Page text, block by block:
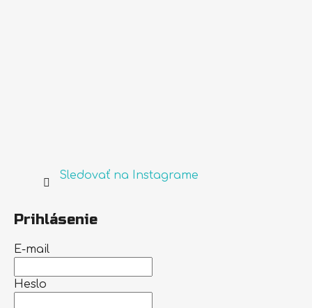
Sledovať na Instagrame
Prihlásenie
E-mail
Heslo